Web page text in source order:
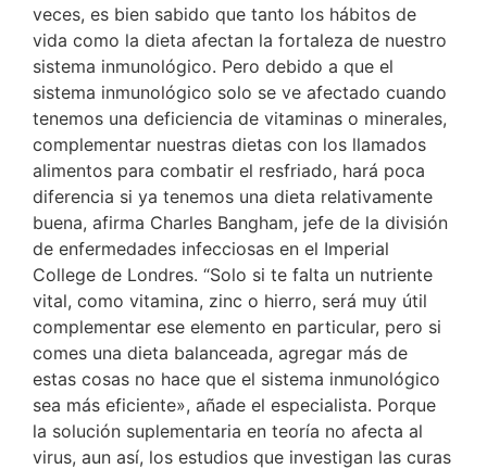
veces, es bien sabido que tanto los hábitos de
vida como la dieta afectan la fortaleza de nuestro
sistema inmunológico. Pero debido a que el
sistema inmunológico solo se ve afectado cuando
tenemos una deficiencia de vitaminas o minerales,
complementar nuestras dietas con los llamados
alimentos para combatir el resfriado, hará poca
diferencia si ya tenemos una dieta relativamente
buena, afirma Charles Bangham, jefe de la división
de enfermedades infecciosas en el Imperial
College de Londres. “Solo si te falta un nutriente
vital, como vitamina, zinc o hierro, será muy útil
complementar ese elemento en particular, pero si
comes una dieta balanceada, agregar más de
estas cosas no hace que el sistema inmunológico
sea más eficiente», añade el especialista. Porque
la solución suplementaria en teoría no afecta al
virus, aun así, los estudios que investigan las curas